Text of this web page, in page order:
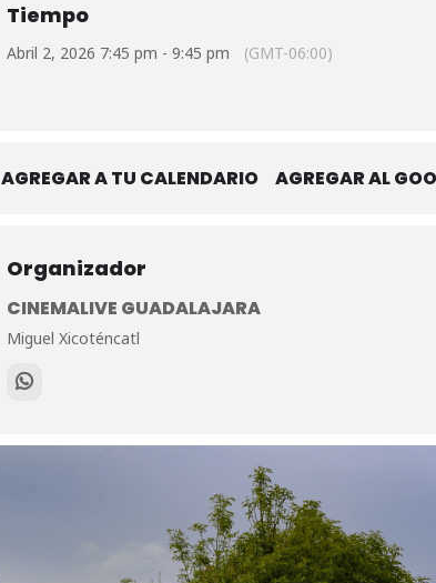
Tiempo
Abril 2, 2026 7:45 pm - 9:45 pm (GMT-06:00)
AGREGAR A TU CALENDARIO AGREGAR AL
Organizador
CINEMALIVE GUADALAJARA
Miguel Xicoténcatl